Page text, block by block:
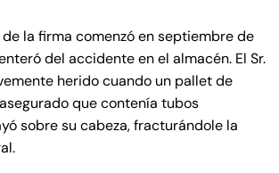
la firma comenzó en septiembre de
del accidente en el almacén. El Sr.
herido cuando un pallet de
que contenía tubos
sobre su cabeza, fracturándole la